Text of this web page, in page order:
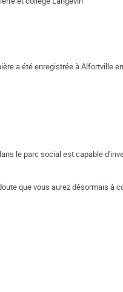
a été enregistrée à Alfortville
le parc social est capable
que vous aurez désormais à